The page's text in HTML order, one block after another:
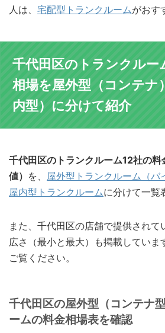
人は、 宅配型トランクルームがおす
千代田区のトランクルー
相場を屋外型（コンテナ
内型）に分けて紹介
千代田区のトランクルーム12社の
値） を、 屋外型トランクルーム（バ
屋内型トランクルームに分けて一覧
また、千代田区の店舗で提供され
広さ（最小と最大）も掲載していま
ご覧ください。
千代田区の屋外型（コンテナ
ームの料金相場表を確認